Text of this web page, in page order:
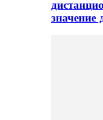
значение